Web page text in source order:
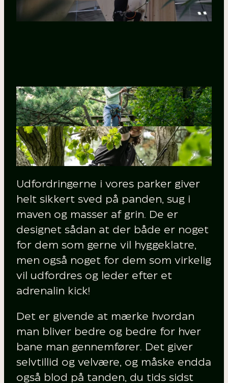
Udfordringerne i vores parker giver
helt sikkert sved på panden, sug i
maven og masser af grin. De er
designet sådan at der både er noget
for dem som gerne vil hyggeklatre,
men også noget for dem som virkelig
vil udfordres og leder efter et
adrenalin kick!
Det er givende at mærke hvordan
man bliver bedre og bedre for hver
bane man gennemfører. Det giver
selvtillid og velvære, og måske endda
også blod på tanden, du tids sidst